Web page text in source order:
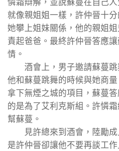
憐霜辯解，並說蘇蔓在自己
就像親姐姐一樣，許仲晉十
她攀上姐妹關係，他的親姐
責起爸爸。最終許仲晉答應
情。
酒會上，男子邀請蘇蔓跳
他和蘇蔓跳舞的時候與她商
拿下無煙之城的項目，蘇蔓
的是為了艾利克斯組。許憐
幫蘇蔓。
見許總來到酒會，陸勵成
是許仲晉卻讓他不要再談工